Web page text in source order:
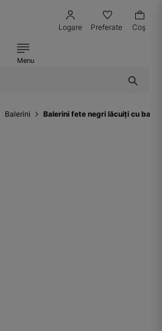
Logare Preferate Coş
Menu
Balerini Balerini fete negri lăcuiți cu